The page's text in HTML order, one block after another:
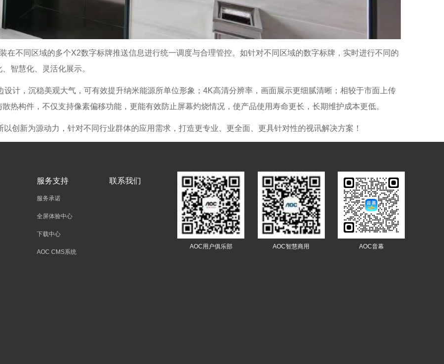
在不同区域的多个X2数字标牌推送信息进行统一调度与合理管控。如针对不同区域的数字标牌，实时进行不同的
智慧化、灵活化展示。
计，沉稳美观大气，可有效提升纳米能源所单位形象；4K高清分辨率，画面展示更细腻清晰；相较于市面上传
热构件，不仅支持像素偏移功能，更能有效防止屏幕灼烧情况，使产品使用寿命更长，长期维护成本更低。
创新为源动力，针对不同行业群体的应用需求，打造更专业、更全面、更具针对性的视讯解决方案！
AOC用户俱乐部 AOC智慧商用 AOC音幕
服务支持
服务承诺
全屏体验中心
下载中心
AOC CMS系统
联系我们